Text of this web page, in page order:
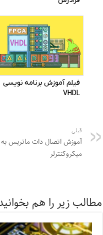
قبلی
آموزش اتصال دات ماتریس به
میکروکنترلر
مطالب زیر را هم